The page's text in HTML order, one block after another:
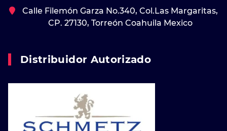
Calle Filemón Garza No.340, Col.Las Margaritas,
CP. 27130, Torreón Coahuila Mexico
Distribuidor Autorizado